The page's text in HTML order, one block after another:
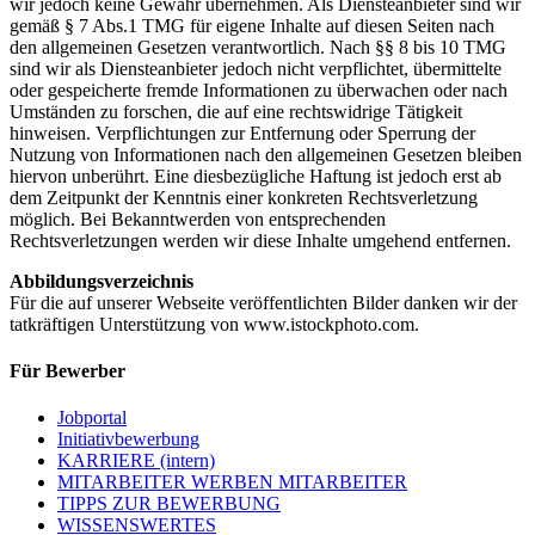
gemäß § 7 Abs.1 TMG für eigene Inhalte auf diesen Seiten nach
den allgemeinen Gesetzen verantwortlich. Nach §§ 8 bis 10 TMG
sind wir als Diensteanbieter jedoch nicht verpflichtet, übermittelte
oder gespeicherte fremde Informationen zu überwachen oder nach
Umständen zu forschen, die auf eine rechtswidrige Tätigkeit
hinweisen. Verpflichtungen zur Entfernung oder Sperrung der
Nutzung von Informationen nach den allgemeinen Gesetzen bleiben
hiervon unberührt. Eine diesbezügliche Haftung ist jedoch erst ab
dem Zeitpunkt der Kenntnis einer konkreten Rechtsverletzung
möglich. Bei Bekanntwerden von entsprechenden
Rechtsverletzungen werden wir diese Inhalte umgehend entfernen.
Abbildungsverzeichnis
Für die auf unserer Webseite veröffentlichten Bilder danken wir der
tatkräftigen Unterstützung von www.istockphoto.com.
Für Bewerber
Jobportal
Initiativbewerbung
KARRIERE (intern)
MITARBEITER WERBEN MITARBEITER
TIPPS ZUR BEWERBUNG
WISSENSWERTES